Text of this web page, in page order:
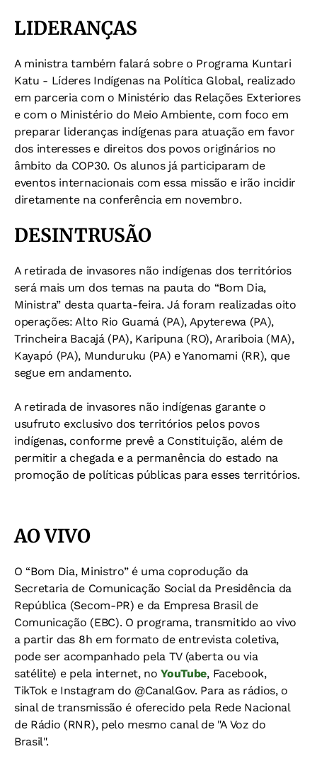
LIDERANÇAS
A ministra também falará sobre o Programa Kuntari
Katu - Líderes Indígenas na Política Global, realizado
em parceria com o Ministério das Relações Exteriores
e com o Ministério do Meio Ambiente, com foco em
preparar lideranças indígenas para atuação em favor
dos interesses e direitos dos povos originários no
âmbito da COP30. Os alunos já participaram de
eventos internacionais com essa missão e irão incidir
diretamente na conferência em novembro.
DESINTRUSÃO
A retirada de invasores não indígenas dos territórios
será mais um dos temas na pauta do “Bom Dia,
Ministra” desta quarta-feira. Já foram realizadas oito
operações: Alto Rio Guamá (PA), Apyterewa (PA),
Trincheira Bacajá (PA), Karipuna (RO), Arariboia (MA),
Kayapó (PA), Munduruku (PA) e Yanomami (RR), que
segue em andamento.
A retirada de invasores não indígenas garante o
usufruto exclusivo dos territórios pelos povos
indígenas, conforme prevê a Constituição, além de
permitir a chegada e a permanência do estado na
promoção de políticas públicas para esses territórios.
AO VIVO
O “Bom Dia, Ministro” é uma coprodução da
Secretaria de Comunicação Social da Presidência da
República (Secom-PR) e da Empresa Brasil de
Comunicação (EBC). O programa, transmitido ao vivo
a partir das 8h em formato de entrevista coletiva,
pode ser acompanhado pela TV (aberta ou via
satélite) e pela internet, noYouTube, Facebook,
TikTok e Instagram do @CanalGov. Para as rádios, o
sinal de transmissão é oferecido pela Rede Nacional
de Rádio (RNR), pelo mesmo canal de "A Voz do
Brasil".